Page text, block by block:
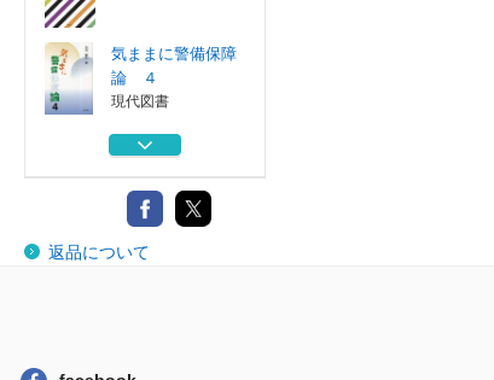
気ままに警備保障
論 ４
現代図書
社会病理学の足跡
学文社
気ままに警備保障
論 ２
返品について